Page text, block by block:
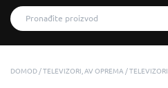
DOMOD TELEVIZORI, AV OPREMA TELEVIZORI